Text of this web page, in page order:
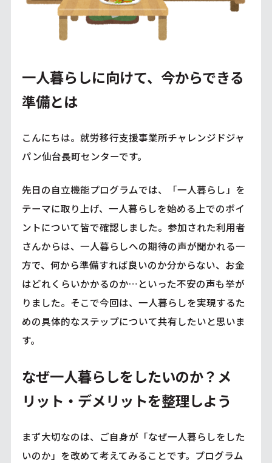
一人暮らしに向けて、今からできる
準備とは
こんにちは。就労移行支援事業所チャレンジドジャ
パン仙台長町センターです。
先日の自立機能プログラムでは、「一人暮らし」を
テーマに取り上げ、一人暮らしを始める上でのポイ
ントについて皆で確認しました。参加された利用者
さんからは、一人暮らしへの期待の声が聞かれる一
方で、何から準備すれば良いのか分からない、お金
はどれくらいかかるのか…といった不安の声も挙が
りました。そこで今回は、一人暮らしを実現するた
めの具体的なステップについて共有したいと思いま
す。
なぜ一人暮らしをしたいのか？メ
リット・デメリットを整理しよう
まず大切なのは、ご自身が「なぜ一人暮らしをした
いのか」を改めて考えてみることです。プログラム